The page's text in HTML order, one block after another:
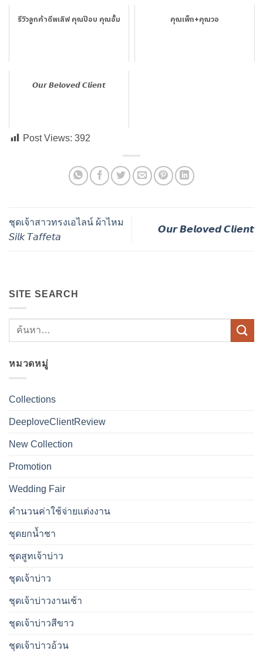
รีวิวลูกค้าดีพเลิฟ คุณป๊อบ คุณอั้ม คุณเพ็ก+คุณวอ
𝙊𝙪𝙧 𝘽𝙚𝙡𝙤𝙫𝙚𝙙 𝘾𝙡𝙞𝙚𝙣𝙩
Post Views: 392
ชุดเจ้าสาวทรงเอไลน์ ผ้าไหม
𝘚𝘪𝘭𝘬 𝘛𝘢𝘧𝘧𝘦𝘵𝘢
𝙊𝙪𝙧 𝘽𝙚𝙡𝙤𝙫𝙚𝙙 𝘾𝙡𝙞𝙚𝙣𝙩
SITE SEARCH
หมวดหมู่
Collections
DeeploveClientReview
New Collection
Promotion
Wedding Fair
คำนวนค่าใช้จ่ายแต่งงาน
ชุดยกน้ำชา
ชุดสูทเจ้าบ่าว
ชุดเจ้าบ่าว
ชุดเจ้าบ่าวงานเช้า
ชุดเจ้าบ่าวสีขาว
ชุดเจ้าบ่าวอ้วน